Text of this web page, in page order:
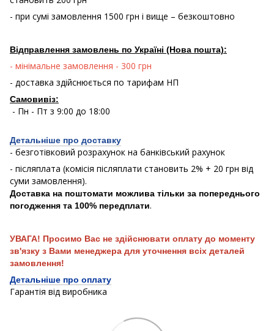
- при сумі замовлення 1500 грн і вище – безкоштовно
Відправлення замовлень по Україні (Нова пошта):
- мінімальне замовлення - 300 грн
- доставка здійснюється по тарифам НП
Самовивіз:
- Пн - Пт з 9:00 до 18:00
Детальніше про доставку
- безготівковий розрахунок на банківський рахунок
- післяплата (комісія післяплати становить 2% + 20 грн від
суми замовлення).
Доставка на поштомати можлива тільки за попереднього
погодження та 100% передплати.
УВАГА! Просимо Вас не здійснювати оплату до моменту
зв'язку з Вами менеджера для уточнення всіх деталей
замовлення!
Детальніше про оплату
Гарантія від виробника